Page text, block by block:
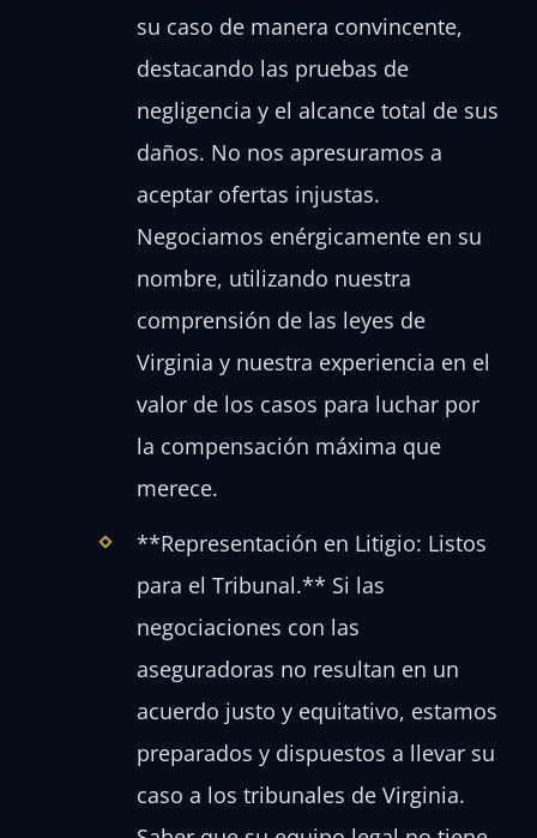
su caso de manera convincente,
destacando las pruebas de
negligencia y el alcance total de sus
daños. No nos apresuramos a
aceptar ofertas injustas.
Negociamos enérgicamente en su
nombre, utilizando nuestra
comprensión de las leyes de
Virginia y nuestra experiencia en el
valor de los casos para luchar por
la compensación máxima que
merece.
**Representación en Litigio: Listos
para el Tribunal.** Si las
negociaciones con las
aseguradoras no resultan en un
acuerdo justo y equitativo, estamos
preparados y dispuestos a llevar su
caso a los tribunales de Virginia.